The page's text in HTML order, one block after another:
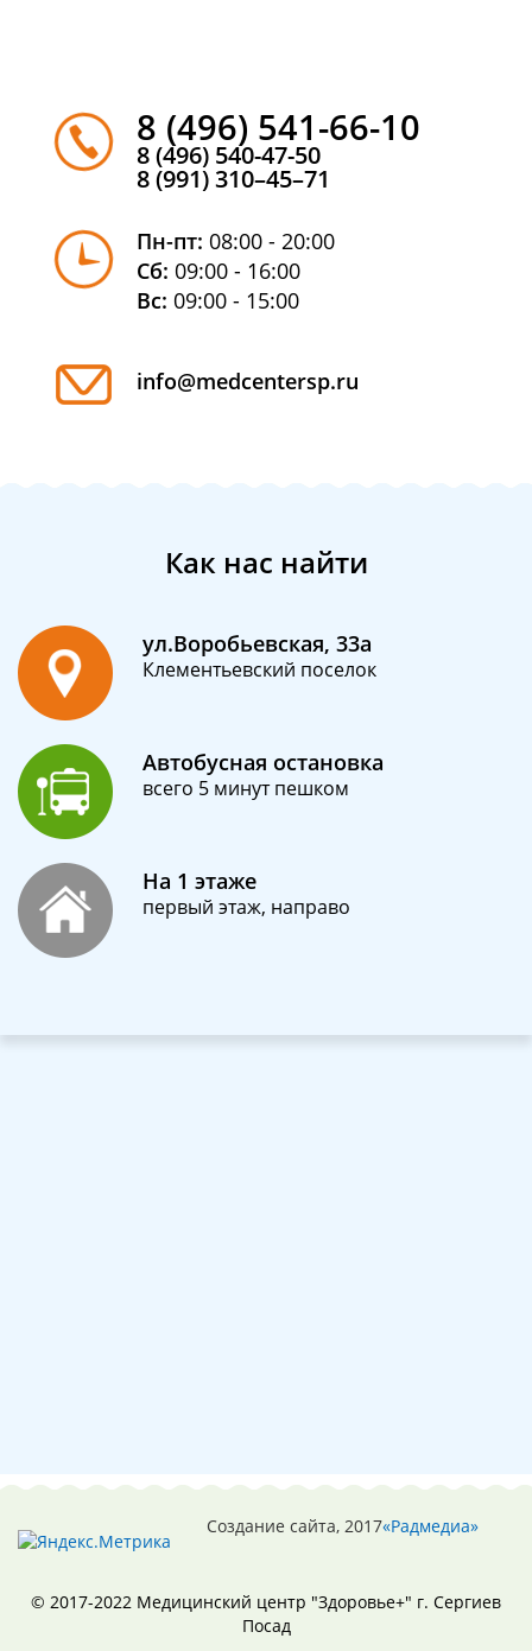
8 (496) 541-66-10
8 (496) 540-47-50
8 (991) 310–45–71
Пн-пт: 08:00 - 20:00
Сб: 09:00 - 16:00
Вс: 09:00 - 15:00
info@medcentersp.ru
Как нас найти
ул.Воробьевская, 33а
Клементьевский поселок
Автобусная остановка
всего 5 минут пешком
На 1 этаже
первый этаж, направо
Создание сайта, 2017«Радмедиа»
© 2017-2022 Медицинский центр "Здоровье+" г. Сергиев
Посад